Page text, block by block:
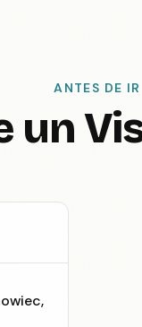
ANTES DE IR
un